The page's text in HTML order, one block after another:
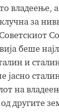
владеење,
за
беше
и
јасно
на
другите